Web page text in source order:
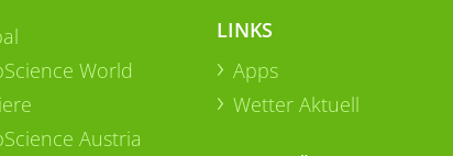
World
Austria
LINKS
Apps
Wetter Aktuell